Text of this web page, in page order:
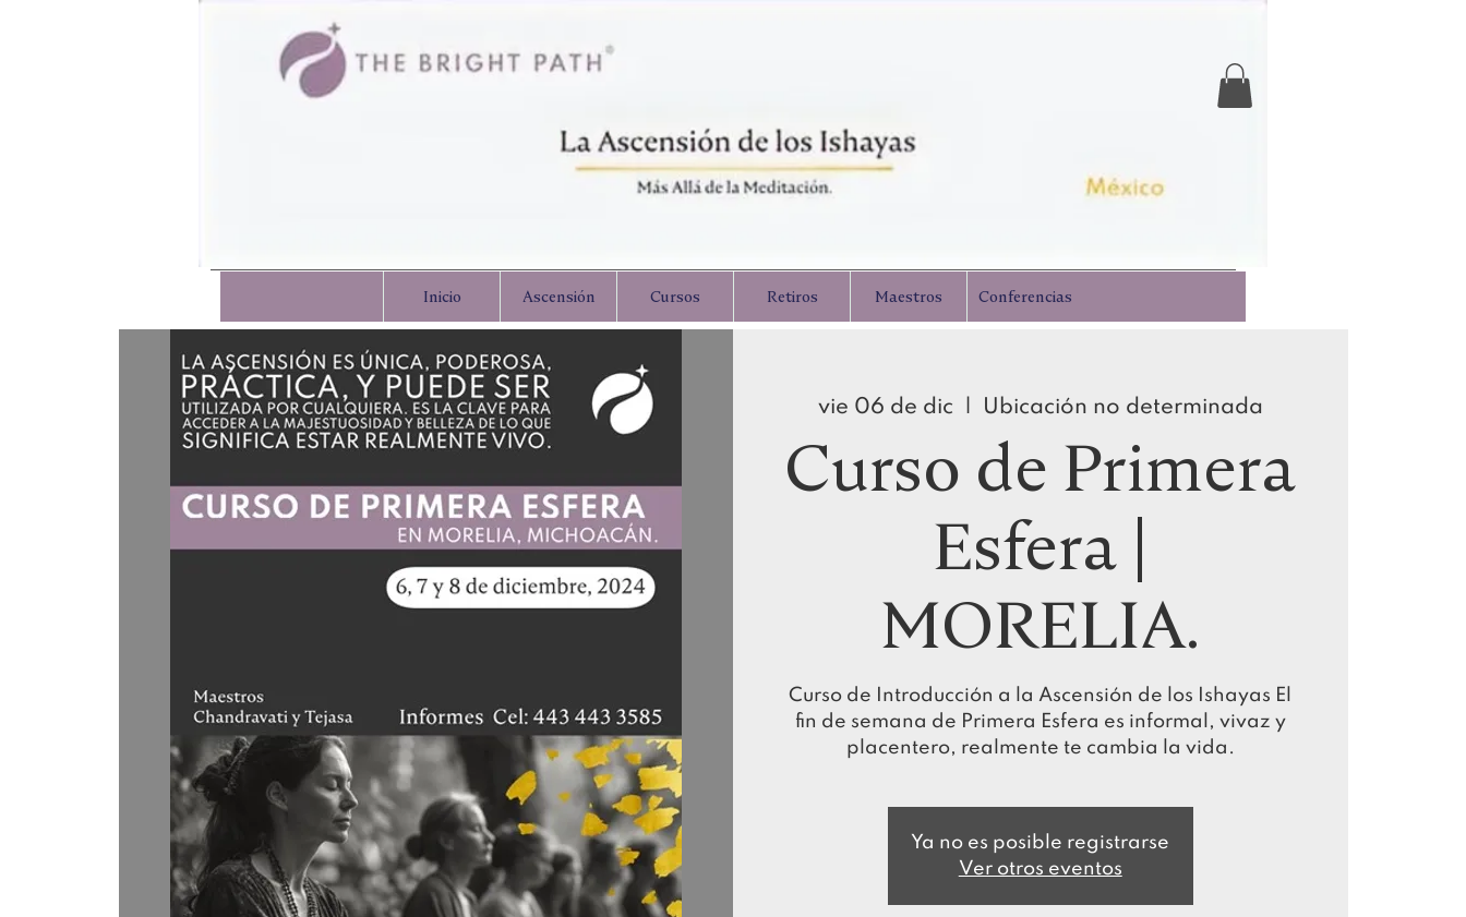
Inicio Ascensión Cursos Retiros Maestros Conferencias
vie 06 de dic
  |
Ubicación no determinada
Curso de Primera
Esfera |
MORELIA.
Curso de Introducción a la Ascensión de los Ishayas El
fin de semana de Primera Esfera es informal, vivaz y
placentero, realmente te cambia la vida.
Ya no es posible registrarse
Ver otros eventos